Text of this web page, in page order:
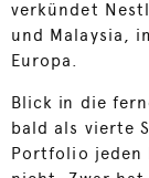
verkündet
und Malaysia,
Europa.
Blick in die
bald als vierte
Portfolio jeden